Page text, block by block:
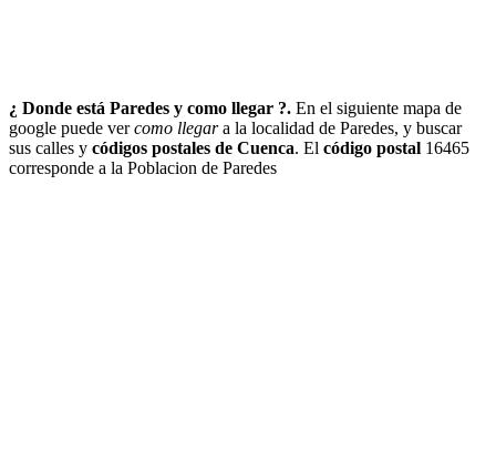
¿ Donde está Paredes y como llegar ?. En el siguiente mapa de
google puede vercomo llegara la localidad de Paredes, y buscar
sus calles y códigos postales de Cuenca. El código postal 16465
corresponde a la Poblacion de Paredes